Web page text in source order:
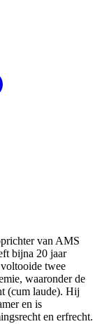
van AMS
bijna 20 jaar
twee
waaronder de
(cum laude). Hij
en is
en erfrecht.